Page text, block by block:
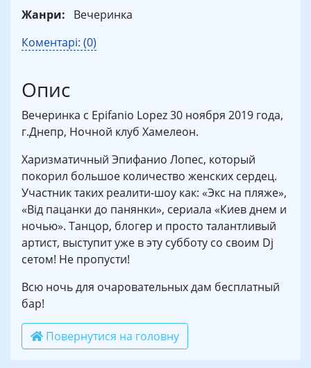
Жанри:
Вечеринка
Коментарі: (0)
Опис
Вечеринка с Epifanio Lopez 30 ноября 2019 года,
г.Днепр, Ночной клуб Хамелеон.
Харизматичный Эпифанио Лопес, который
покорил большое количество женских сердец.
Участник таких реалити-шоу как: «Экс на пляже»,
«Від пацанки до панянки», сериала «Киев днем и
ночью». Танцор, блогер и просто талантливый
артист, выступит уже в эту субботу со своим Dj
сетом! Не пропусти!
Всю ночь для очаровательных дам бесплатный
бар!
Повернутися на головну